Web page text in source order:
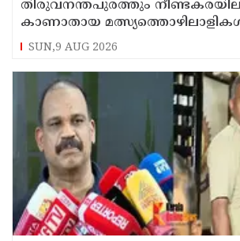
തിരുവനന്തപുരത്തും
കാണാതായ
തിരച്ചില്‍ പത്താം ദിവസത്തിലേക്ക്
SUN,9 AUG 2026